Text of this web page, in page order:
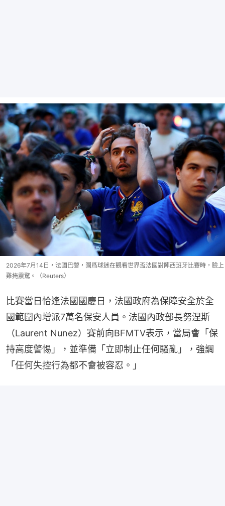
2026年7月14日，法國巴黎，圖爲球迷在觀看世界盃法國對陣西班牙比賽時，臉上
難掩震驚。（Reuters）
比賽當日恰逢法國國慶日，法國政府為保障安全於全
國範圍內增派7萬名保安人員。法國內政部長努涅斯
（Laurent Nunez）賽前向BFMTV表示，當局會「保
持高度警惕」，並準備「立即制止任何騷亂」，強調
「任何失控行為都不會被容忍。」